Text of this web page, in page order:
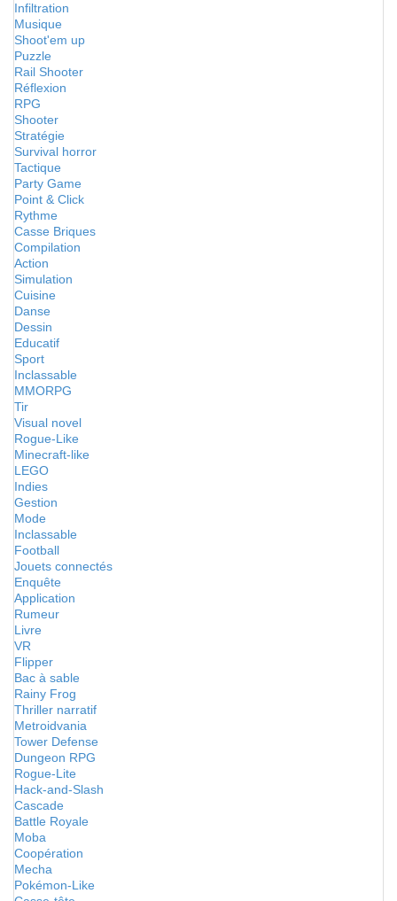
Infiltration
Musique
Shoot'em up
Puzzle
Rail Shooter
Réflexion
RPG
Shooter
Stratégie
Survival horror
Tactique
Party Game
Point & Click
Rythme
Casse Briques
Compilation
Action
Simulation
Cuisine
Danse
Dessin
Educatif
Sport
Inclassable
MMORPG
Tir
Visual novel
Rogue-Like
Minecraft-like
LEGO
Indies
Gestion
Mode
Inclassable
Football
Jouets connectés
Enquête
Application
Rumeur
Livre
VR
Flipper
Bac à sable
Rainy Frog
Thriller narratif
Metroidvania
Tower Defense
Dungeon RPG
Rogue-Lite
Hack-and-Slash
Cascade
Battle Royale
Moba
Coopération
Mecha
Pokémon-Like